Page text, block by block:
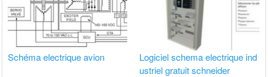
Schéma electrique avion
Logiciel schema electrique ind
ustriel gratuit schneider